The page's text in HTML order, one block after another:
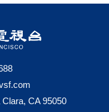
CA 95050